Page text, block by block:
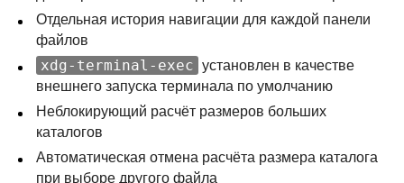
Отдельная история навигации для каждой панели
файлов
xdg-terminal-exec установлен в качестве
внешнего запуска терминала по умолчанию
Неблокирующий расчёт размеров больших
каталогов
Автоматическая отмена расчёта размера каталога
при выборе другого файла